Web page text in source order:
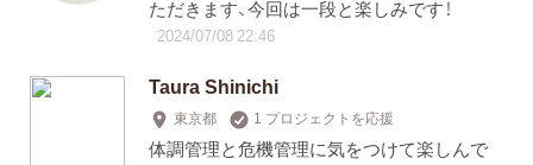
ただきます、今回は一段と楽しみです！
2024/07/08 22:46
Taura Shinichi
東京都 1 プロジェクトを応援
体調管理と危機管理に気をつけて楽しんで